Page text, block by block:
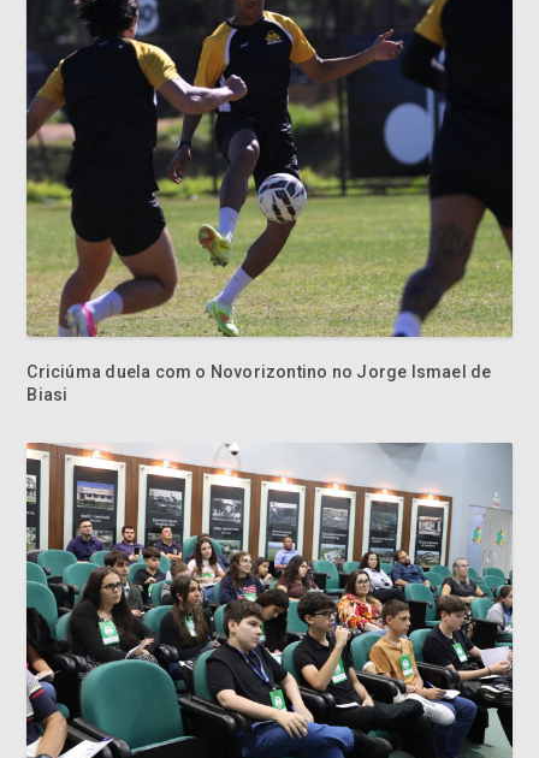
Criciúma duela com o Novorizontino no Jorge Ismael de
Biasi